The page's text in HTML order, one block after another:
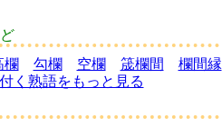
欄 勾欄 空欄 筬欄間 欄間縁
く熟語をもっと見る